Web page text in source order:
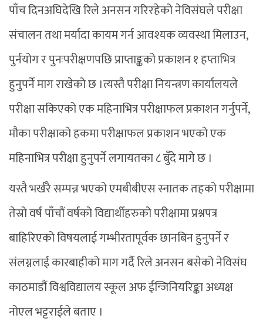
पाँच दिनअघिदेखि रिले अनसन गरिरहेको नेविसंघले परीक्षा
संचालन तथा मर्यादा कायम गर्न आवश्यक व्यवस्था मिलाउन,
पुर्नयोग र पुनःपरीक्षणपछि प्राप्ताङ्कको प्रकाशन १ हप्ताभित्र
हुनुपर्ने माग राखेको छ ।त्यस्तै परीक्षा नियन्त्रण कार्यालयले
परीक्षा सकिएको एक महिनाभित्र परीक्षाफल प्रकाशन गर्नुपर्ने,
मौका परीक्षाको हकमा परीक्षाफल प्रकाशन भएको एक
महिनाभित्र परीक्षा हुनुपर्ने लगायतका ८ बुँदे मागे छ ।
यस्तै भर्खरै सम्पन्न भएको एमबीबीएस स्नातक तहको परीक्षामा
तेस्रो वर्ष पाँचौं वर्षको विद्यार्थीहरुको परीक्षामा प्रश्नपत्र
बाहिरिएको विषयलाई गम्भीरतापूर्वक छानबिन हुनुपर्ने र
संलग्नलाई कारबाहीको माग गर्दै रिले अनसन बसेको नेविसंघ
काठमाडौं विश्वविद्यालय स्कूल अफ ईन्जिनियरिङ्का अध्यक्ष
नोएल भट्टराईले बताए ।